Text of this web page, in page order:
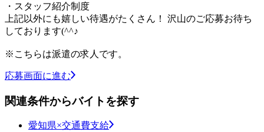
・スタッフ紹介制度
上記以外にも嬉しい待遇がたくさん！ 沢山のご応募お待ち
しております(^^♪
※こちらは派遣の求人です。
応募画面に進む
関連条件からバイトを探す
愛知県×交通費支給